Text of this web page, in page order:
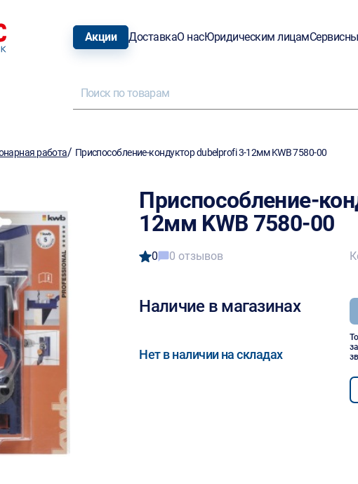
Акции ДоставкаО насЮридическим лицам
работа/ Приспособление-кондуктор dubelprofi 3-12мм KWB 7580-00
Приспособление-
12мм KWB 7580-00
0 0 отзывов
Наличие в магазинах
Нет в наличии на складах